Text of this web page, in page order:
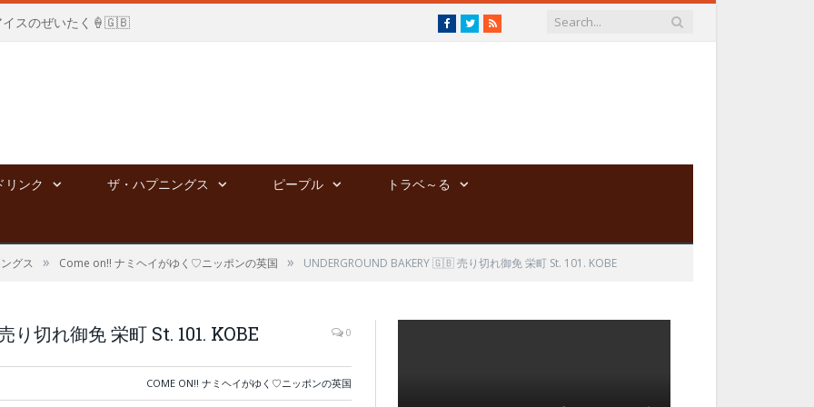
イスのぜいたく🍦🇬🇧 Facebook
TwitterRSS
リンク ザ・ハプニングス ピープル トラベ～る
グス » Come on!! ナミヘイがゆく♡ニッポンの英国 » UNDERGROUND BAKERY 🇬🇧 売り切れ御免 栄町 St. 101. KOBE
切れ御免 栄町 St. 101. KOBE 0
COME ON!! ナミヘイがゆく♡ニッポンの英国